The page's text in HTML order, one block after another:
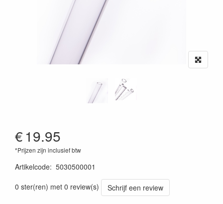
€19.95
*Prijzen zijn inclusief btw
Artikelcode: 5030500001
0 ster(ren) met 0 review(s)
Schrijf een review